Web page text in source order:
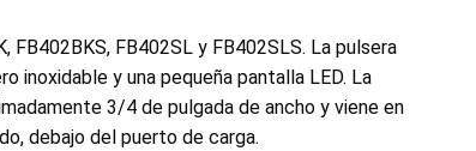
FB402SL y FB402SLS. La pulsera
inoxidable y una pequeña pantalla LED. La
3/4 de pulgada de ancho y viene en
debajo del puerto de carga.